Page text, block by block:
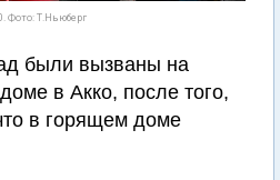
Фото: Т.Ньюберг
были вызваны на
в Акко, после того,
в горящем доме